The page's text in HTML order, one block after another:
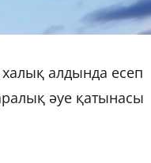
алдында есеп
әуе қатынасы